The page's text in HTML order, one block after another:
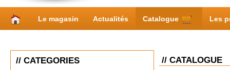
Le magasin Actualités Catalogue Les
// CATEGORIES // CATALOGUE